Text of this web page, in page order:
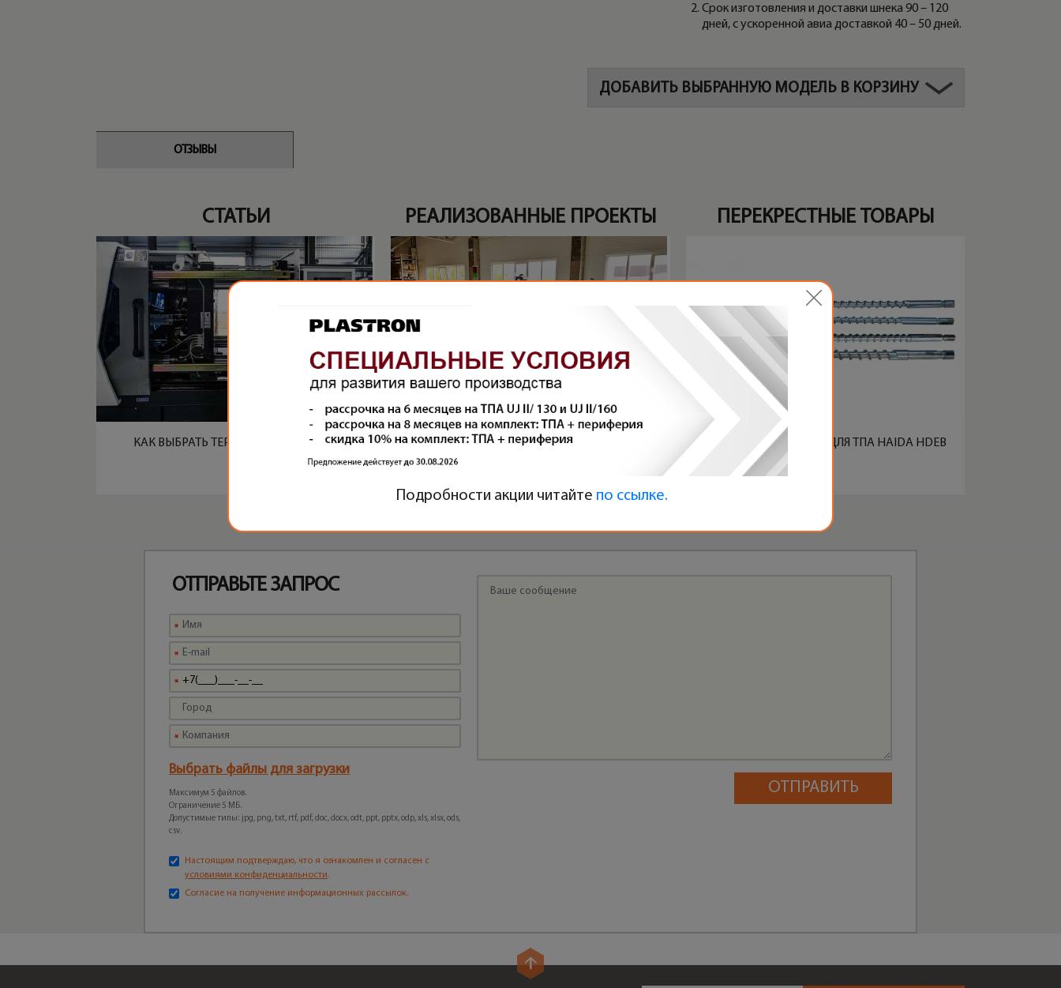
Срок изготовления и доставки шнека 90 – 120
дней, с ускоренной авиа доставкой 40 – 50 дней.
ДОБАВИТЬ ВЫБРАННУЮ МОДЕЛЬ В КОРЗИНУ
ОТЗЫВЫ
СТАТЬИ
КАК ВЫБРАТЬ ТЕРМОПЛАСТАВТОМАТ
РЕАЛИЗОВАННЫЕ ПРОЕКТЫ
МАСШТАБИРУЕМ БИЗНЕС С PLASTRON:
НОВАЯ ПОСТАВКА НА ПРОИЗВОДСТВО В
ПЕРЕКРЕСТНЫЕ ТОВАРЫ
ШНЕКИ И ЦИЛИНДРЫ ДЛЯ ТПА HAIDA HDEB
ОТПРАВЬТЕ ЗАПРОС
Выбрать файлы для загрузки
Максимум 5 файлов.
Ограничение 5 МБ.
Допустимые типы: jpg, png, txt, rtf, pdf, doc, docx, odt, ppt, pptx, odp, xls, xlsx, ods,
csv.
Настоящим подтверждаю, что я ознакомлен и согласен с
условиями конфиденциальности.
Согласие на получение информационных рассылок.
Подробности акции читайте по ссылке.